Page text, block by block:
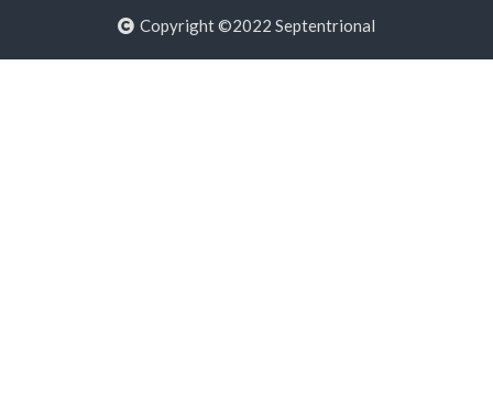
Copyright ©2022 Septentrional